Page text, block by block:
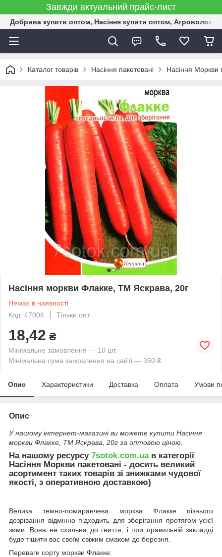
Завжди актуальний прайс-лист
Добрива купити оптом, Насіння купити оптом,
Каталог товарів Насіння пакетовані Насіння Моркви
Насіння моркви Флакке, ТМ Яскрава, 20г
Немає в наявності
Код: 47004
Тільки опт
18,42 ₴
Мінімальне замовлення — 10 шт.
Мінімальна сума замовлення на сайті — 350 ₴
Опис Характеристики Доставка Оплата Умови
Опис
У нашому інтернет-магазині ви можете купити Насіння
моркви Флакке, ТМ Яскрава, 20г за оптовою ціною.
На нашому ресурсу 7sotok.com.uaв категорії
Насіння Моркви пакетовані - досить великий
асортимент таких товарів зі знижками чудової
якості, з оперативною доставкою)
Велика темно-помаранчева морква Флакке пізнього
дозрівання відмінно підходить для зберігання протягом усієї
зими. Вона не схильна до гниття, і при правильній закладці
буде тішити вас своїм свіжим смаком до березня.
Переваги сорту моркви Флакке: